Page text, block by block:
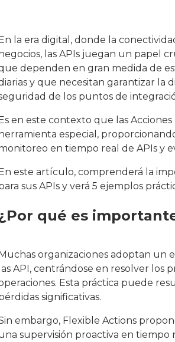
la era digital, donde la
las APIs juegan un papel
dependen en gran medida de
y que necesitan garantizar la
de los puntos de
en este contexto que las
herramienta especial,
en tiempo real de APIs y
este artículo, comprenderá la
sus APIs y verá 5 ejemplos
qué es
organizaciones adoptan un
las API, centrándose en resolver los
Esta práctica puede
significativas.
embargo, Flexible Actions
supervisión proactiva en tiempo